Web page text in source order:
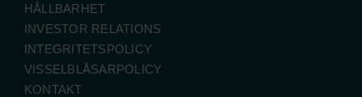
HÅLLBARHET
INVESTOR RELATIONS
INTEGRITETSPOLICY
VISSELBLÅSARPOLICY
KONTAKT